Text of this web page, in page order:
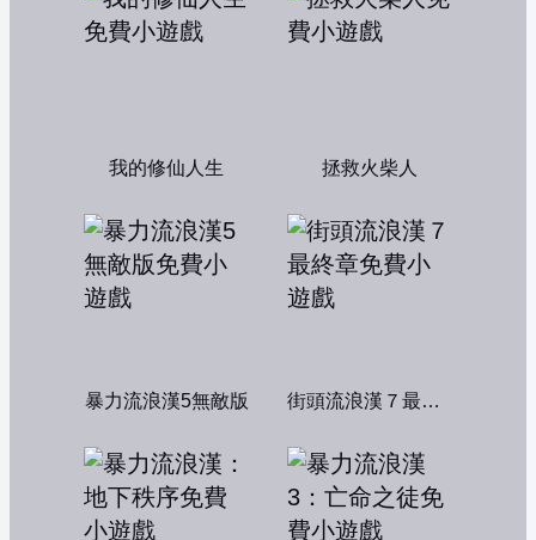
我的修仙人生 拯救火柴人
暴力流浪漢5無敵版 街頭流浪漢７最終章